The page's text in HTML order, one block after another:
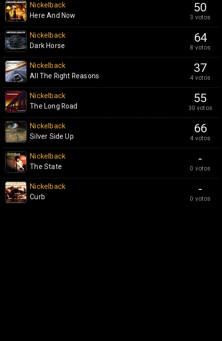
50
3 votos
Nickelback
Here And Now
64
8 votos
Nickelback
Dark Horse
37
4 votos
Nickelback
All The Right Reasons
55
30 votos
Nickelback
The Long Road
66
4 votos
Nickelback
Silver Side Up
-
0 votos
Nickelback
The State
-
0 votos
Nickelback
Curb